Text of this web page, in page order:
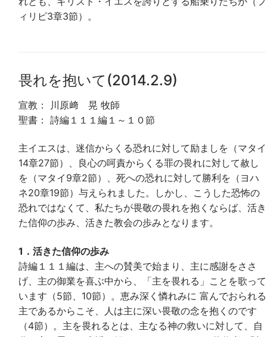
ィリピ3章3節）。
畏れを抱いて(2014.2.9)
宣教： 川原﨑 晃 牧師
聖書： 詩編１１１編１～１０節
主イエスは、迷信からくる恐れに対して励ましを（マタイ
14章27節）、良心の呵責からくる罪の畏れに対して赦し
を（マタイ9章2節）、死への恐れに対して勝利を（ヨハ
ネ20章19節）与えられました。しかし、こうした恐怖の
恐れではなくて、私たちが畏敬の畏れを抱くならば、活き
た信仰の歩み、活きた教会の歩みとなります。
1．活きた信仰の歩み
詩編１１１編は、主への賛美で始まり、主に感謝をささ
げ、主の御業を喜ぶ中から、「主を畏れる」ことを歌って
います（5節、10節）。恵み深く憐れみに 富んでおられる
主であるからこそ、人は主に深い畏敬の念を抱くのです
（4節）。主を畏れるとは、主なる神の救いに対して、自